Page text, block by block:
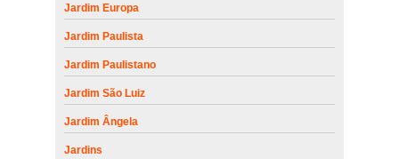
Jardim Europa
Jardim Paulista
Jardim Paulistano
Jardim São Luiz
Jardim Ângela
Jardins